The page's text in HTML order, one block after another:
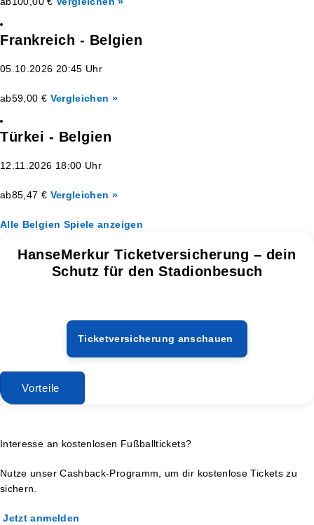
Frankreich - Belgien
05.10.2026 20:45 Uhr
ab59,00 € Vergleichen »
Türkei - Belgien
12.11.2026 18:00 Uhr
ab85,47 € Vergleichen »
Alle Belgien Spiele anzeigen
HanseMerkur Ticketversicherung – dein
Schutz für den Stadionbesuch
Ticketversicherung anschauen
Vorteile
Interesse an kostenlosen Fußballtickets?
Nutze unser Cashback-Programm, um dir kostenlose Tickets zu
sichern.
Jetzt anmelden